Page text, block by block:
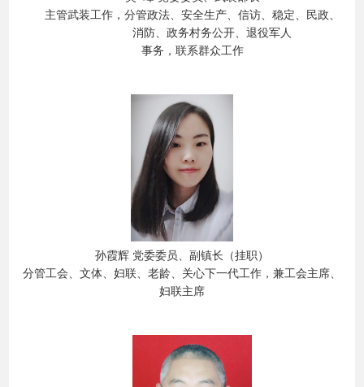
主管武装工作，分管政法、 安全生产、信访、稳定、民政、
消防、政务村务公开、退役军人
事务，联系群众工作
孙霞辉 党委委员、副镇长 （挂职）
分管工会、 文体、 妇联、 老龄、关心下一代工作，兼工会主席、
妇联主席